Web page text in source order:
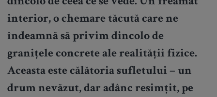
interior, o chemare tăcută care ne
îndeamnă să privim dincolo de
granițele concrete ale realității fizice.
Aceasta este călătoria sufletului – un
drum nevăzut, dar adânc resimțit, pe